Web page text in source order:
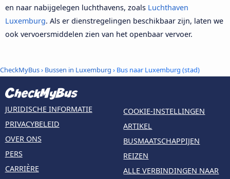
en naar nabijgelegen luchthavens, zoals Luchthaven
Luxemburg. Als er dienstregelingen beschikbaar zijn, laten we
ook vervoersmiddelen zien van het openbaar vervoer.
CheckMyBus› Bussen in Luxemburg › Bus naar Luxemburg (stad)
JURIDISCHE INFORMATIE
PRIVACYBELEID
OVER ONS
PERS
CARRIÈRE
COOKIE-INSTELLINGEN
ARTIKEL
BUSMAATSCHAPPIJEN
REIZEN
ALLE VERBINDINGEN NAAR